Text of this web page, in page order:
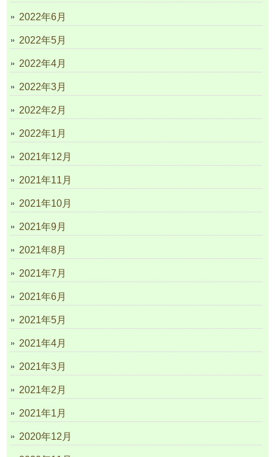
2022年6月
2022年5月
2022年4月
2022年3月
2022年2月
2022年1月
2021年12月
2021年11月
2021年10月
2021年9月
2021年8月
2021年7月
2021年6月
2021年5月
2021年4月
2021年3月
2021年2月
2021年1月
2020年12月